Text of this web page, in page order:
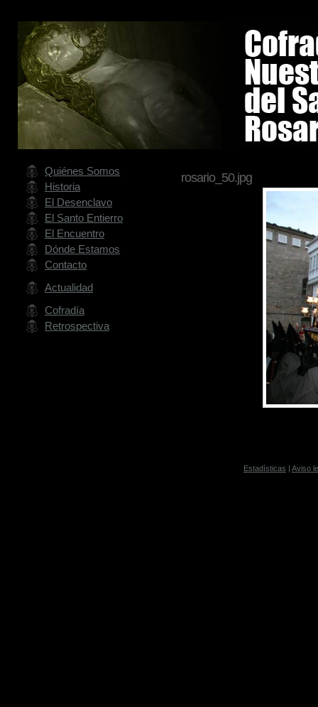
rosario_50.jpg
Quiénes Somos
Historia
El Desenclavo
El Santo Entierro
El Encuentro
Dónde Estamos
Contacto
Actualidad
Cofradía
Retrospectiva
Estadísticas | Aviso